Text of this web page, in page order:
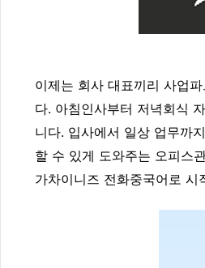
이제는 회사 대표끼리 사업
다. 아침인사부터 저녁회식
니다. 입사에서 일상 업무까
할 수 있게 도와주는 오피스
가차이니즈 전화중국어로